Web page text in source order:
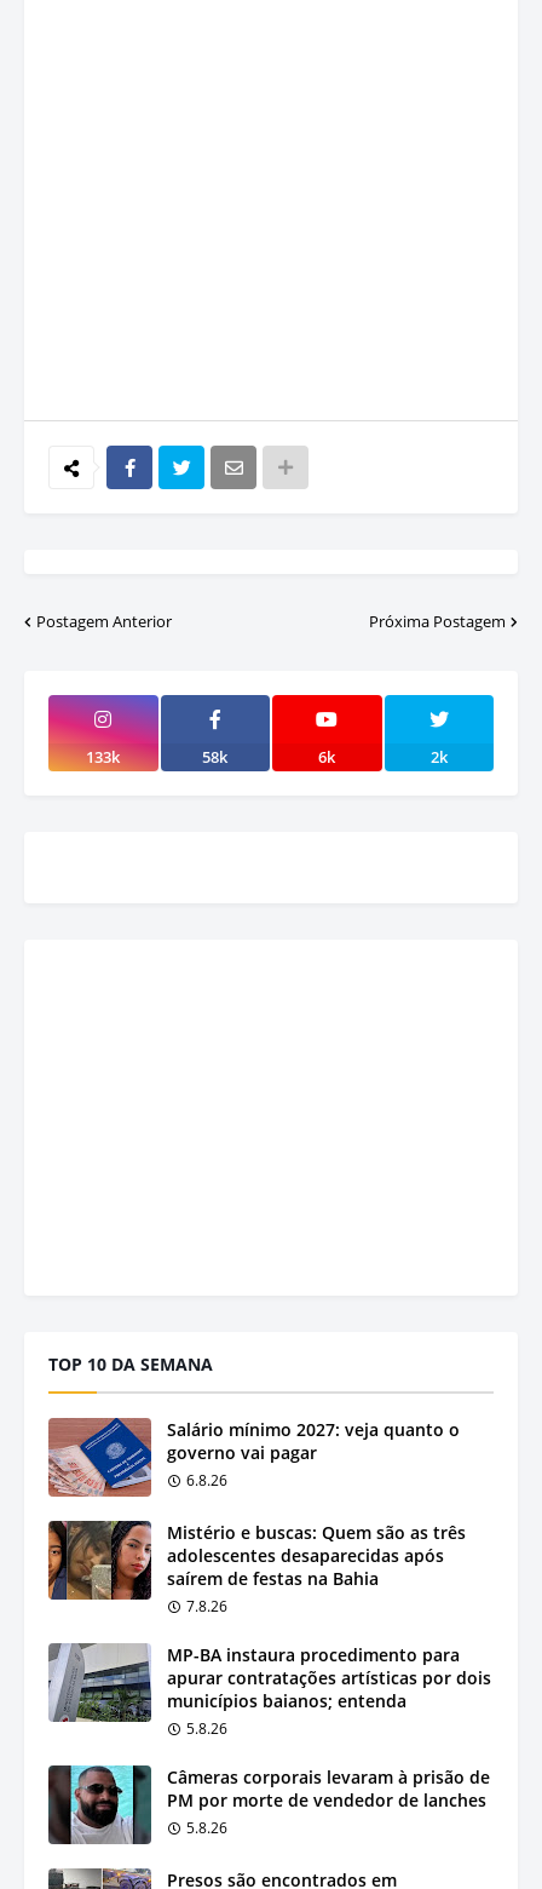
Postagem Anterior Próxima Postagem
133k 58k 6k 2k
TOP 10 DA SEMANA
Salário mínimo 2027: veja quanto o
governo vai pagar
6.8.26
Mistério e buscas: Quem são as três
adolescentes desaparecidas após
saírem de festas na Bahia
7.8.26
MP-BA instaura procedimento para
apurar contratações artísticas por dois
municípios baianos; entenda
5.8.26
Câmeras corporais levaram à prisão de
PM por morte de vendedor de lanches
5.8.26
Presos são encontrados em